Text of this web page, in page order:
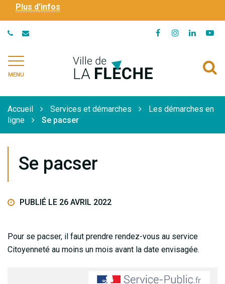
Plus d’infos
Lien
Lien
compte
Instagram
Lien
compte
MENU
Accueil Services et démarches
Les démarches en
ligne
Se pacser
Se pacser
PUBLIÉ LE 26 AVRIL 2022
Pour se pacser, il faut prendre rendez-vous au service
Citoyenneté au moins un mois avant la date envisagée.